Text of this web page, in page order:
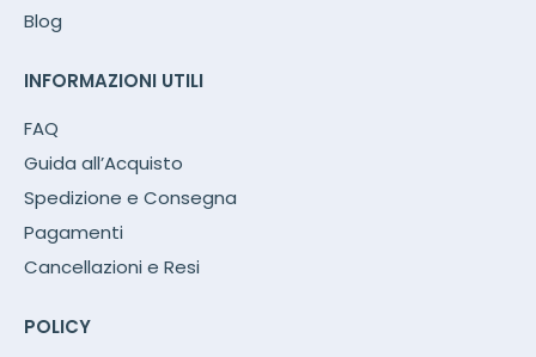
Blog
INFORMAZIONI UTILI
FAQ
Guida all’Acquisto
Spedizione e Consegna
Pagamenti
Cancellazioni e Resi
POLICY